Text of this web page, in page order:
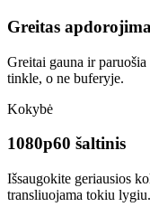
Greitas
Greitai gauna ir
tinkle, o ne buferyje.
Kokybė
1080p60 šaltinis
Išsaugokite geriausios
transliuojama tokiu